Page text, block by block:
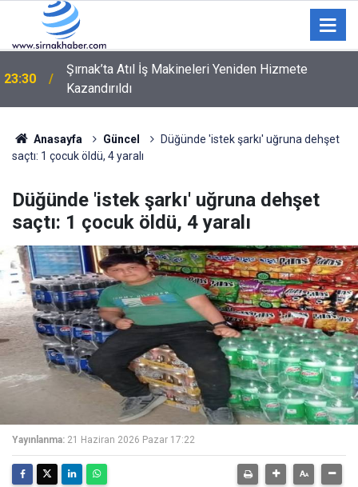
23:27
Ford Trucks ve IVECO'nun yeni nesil kabin
projesinde yeni bir dönemin kapısı aralanıyor
Anasayfa Güncel
Düğünde 'istek şarkı' uğruna dehşet
saçtı: 1 çocuk öldü, 4 yaralı
Düğünde 'istek şarkı' uğruna dehşet
saçtı: 1 çocuk öldü, 4 yaralı
Yayınlanma: 21 Haziran 2026 Pazar 17:22